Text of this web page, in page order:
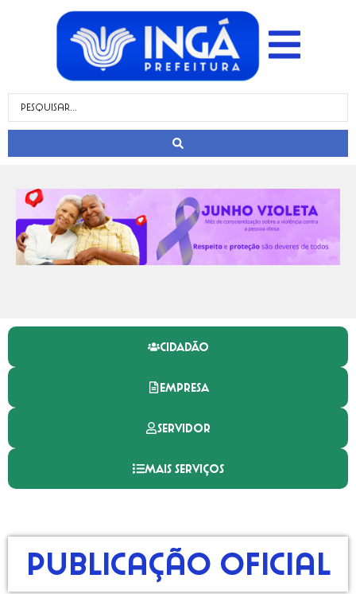
CIDADÃO
EMPRESA
SERVIDOR
MAIS SERVIÇOS
Publicação Oficial